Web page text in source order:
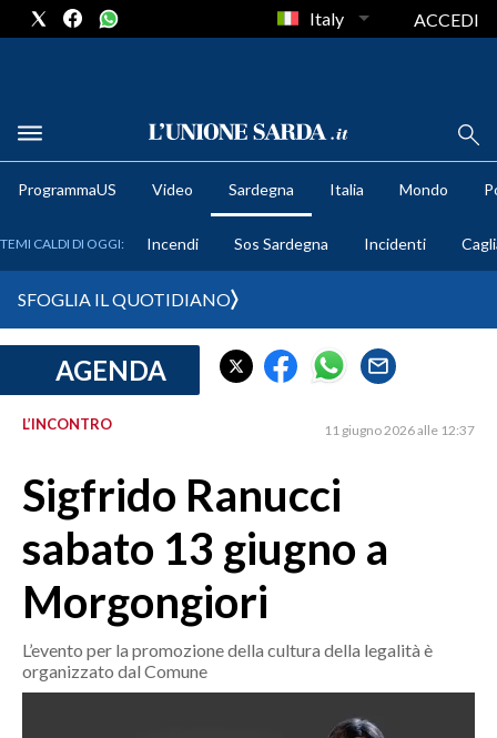
METEO
CRONACA SARDEGNA
MEDIO CAMPIDANO
ORISTANO E PROVINCIA
GALLURA
NUORO E PROVINCIA
OGLIASTRA
Italy ACCEDI
ProgrammaUS Video Sardegna Italia Mondo
TEMI CALDI DI OGGI: Incendi Sos Sardegna Incidenti
SFOGLIA IL QUOTIDIANO
AGENDA
L’INCONTRO 11 giugno 2026 alle 12:37
Sigfrido Ranucci
sabato 13 giugno a
Morgongiori
L’evento per la promozione della cultura della legalità è
organizzato dal Comune